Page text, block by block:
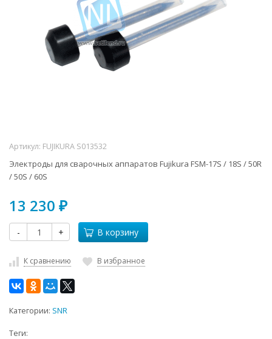
Артикул: FUJIKURA S013532
Электроды для сварочных аппаратов Fujikura FSM-17S / 18S / 50R
/ 50S / 60S
13 230 ₽
- + В корзину
К сравнению В избранное
Категории: SNR
Теги: